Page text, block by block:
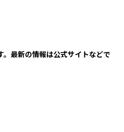
最新の情報は公式サイトなどで